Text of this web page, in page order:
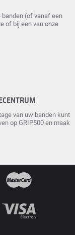
banden (of vanaf een
of bij een van onze
van uw banden kunt
op GRIP500 en maak